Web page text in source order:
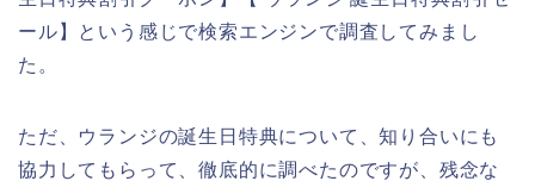
ール】という感じで検索エンジンで調査してみまし
た。
ただ、ウランジの誕生日特典について、知り合いにも
協力してもらって、徹底的に調べたのですが、残念な